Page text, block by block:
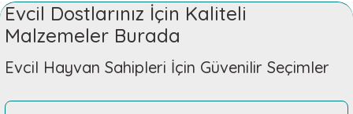
Evcil Dostlarınız İçin Kaliteli
Malzemeler Burada
Evcil Hayvan Sahipleri İçin Güvenilir Seçimler